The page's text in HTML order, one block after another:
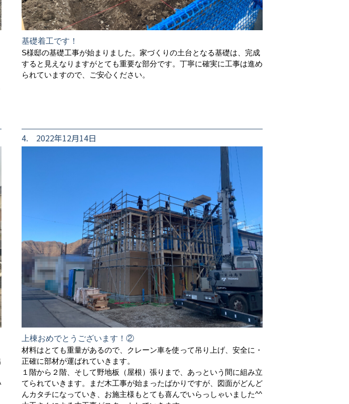
基礎着工です！
S様邸の基礎工事が始まりました。家づくりの土台となる基礎は、完成
すると見えなりますがとても重要な部分です。丁寧に確実に工事は進め
られていますので、ご安心ください。
4. 2022年12月14日
上棟おめでとうございます！②
材料はとても重量があるので、クレーン車を使って吊り上げ、安全に・
正確に部材が運ばれていきます。
１階から２階、そして野地板（屋根）張りまで、あっという間に組み立
てられていきます。まだ木工事が始まったばかりですが、図面がどんど
んカタチになっていき、お施主様もとても喜んでいらっしゃいました^^